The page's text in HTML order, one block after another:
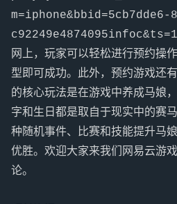
网上，玩家可以轻松进行预约操
型即可成功。此外，预约游戏还
的核心玩法是在游戏中养成马娘
字和生日都是取自于现实中的赛
种随机事件、比赛和技能提升马
优胜。欢迎大家来我们网易云游